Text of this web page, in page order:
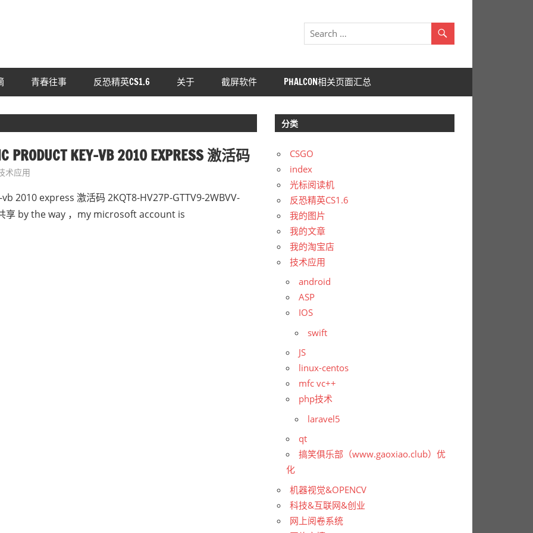
青春往事 反恐精英CS1.6 关于 截屏软件 PHALCON相关页面汇总
PRODUCT KEY-VB 2010 EXPRESS 激活码
术应用
2010 express 激活码 2KQT8-HV27P-GTTV9-2WBVV-
享 by the way ，my microsoft account is
分类
CSGO
index
光标阅读机
反恐精英CS1.6
我的图片
我的文章
我的淘宝店
技术应用
android
ASP
IOS
swift
JS
linux-centos
mfc vc++
php技术
laravel5
qt
搞笑俱乐部（www.gaoxiao.club）优
化
机器视觉&OPENCV
科技&互联网&创业
网上阅卷系统